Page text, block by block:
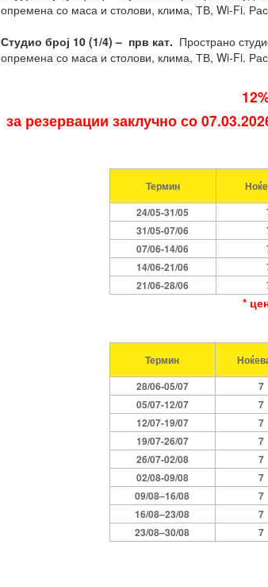
опремена со маса и столови, клима, ТВ, Wi-Fi.
Студио број 10(1/4) – прв кат. Пространо
опремена со маса и столови, клима, ТВ, Wi-Fi.
за резервации заклучно со
Термин
24/05-31/05
31/05-07/06
07/06-14/06
14/06-21/06
21/06-28/06
*
Термин
28/06-05/07 7
05/07-12/07 7
12/07-19/07 7
19/07-26/07 7
26/07-02/08 7
02/08-09/08 7
09/08–16/08 7
16/08–23/08 7
23/08–30/08 7